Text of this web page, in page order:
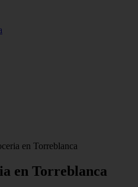
en Torreblanca
en Torreblanca